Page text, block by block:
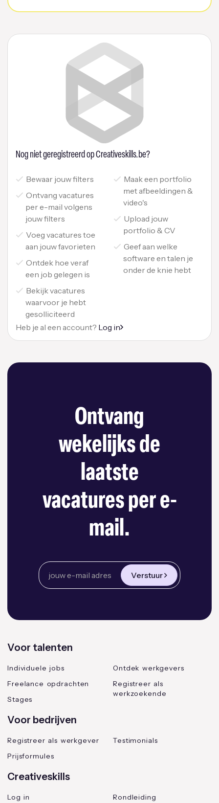
Nog niet geregistreerd op Creativeskills.be?
Bewaar jouw filters
Ontvang vacatures
per e-mail volgens
jouw filters
Voeg vacatures toe
aan jouw favorieten
Ontdek hoe veraf
een job gelegen is
Bekijk vacatures
waarvoor je hebt
gesolliciteerd
Maak een portfolio
met afbeeldingen &
video's
Upload jouw
portfolio & CV
Geef aan welke
software en talen je
onder de knie hebt
Heb je al een account? Log in
Ontvang
wekelijks de
laatste
vacatures per e-
mail.
Verstuur
Voor talenten
Individuele jobs
Freelance opdrachten
Stages
Ontdek werkgevers
Registreer als
werkzoekende
Voor bedrijven
Registreer als werkgever
Prijsformules
Testimonials
Creativeskills
Log in Rondleiding